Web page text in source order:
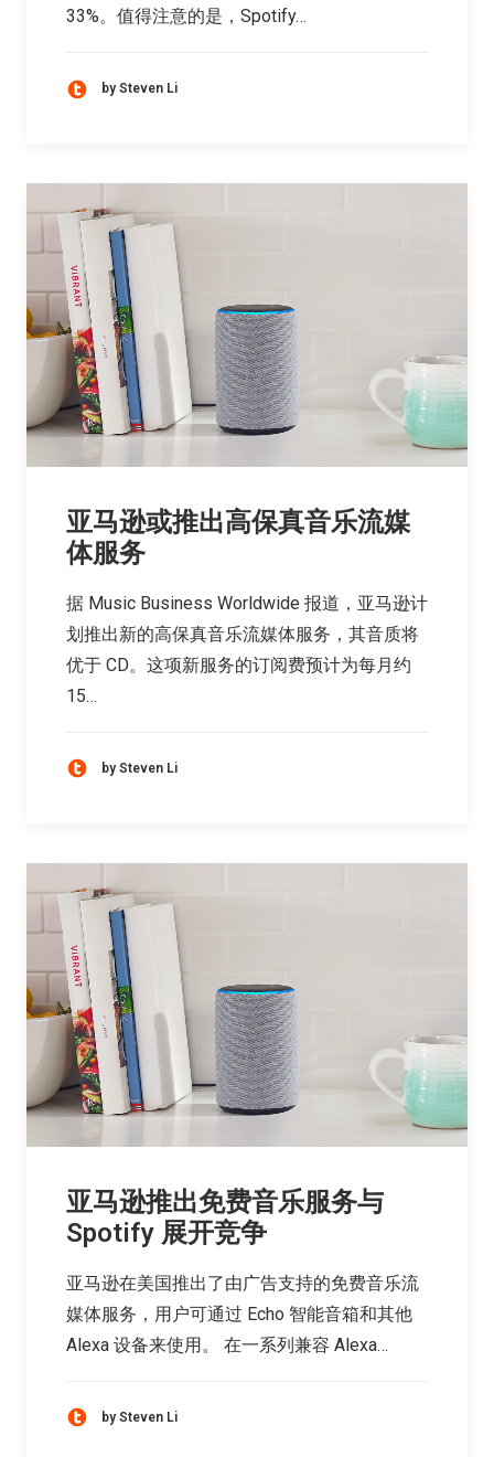
33%。值得注意的是，Spotify…
by Steven Li
亚马逊或推出高保真音乐流媒
体服务
据 Music Business Worldwide 报道，亚马逊计
划推出新的高保真音乐流媒体服务，其音质将
优于 CD。这项新服务的订阅费预计为每月约
15…
by Steven Li
亚马逊推出免费音乐服务与
Spotify 展开竞争
亚马逊在美国推出了由广告支持的免费音乐流
媒体服务，用户可通过 Echo 智能音箱和其他
Alexa 设备来使用。 在一系列兼容 Alexa…
by Steven Li